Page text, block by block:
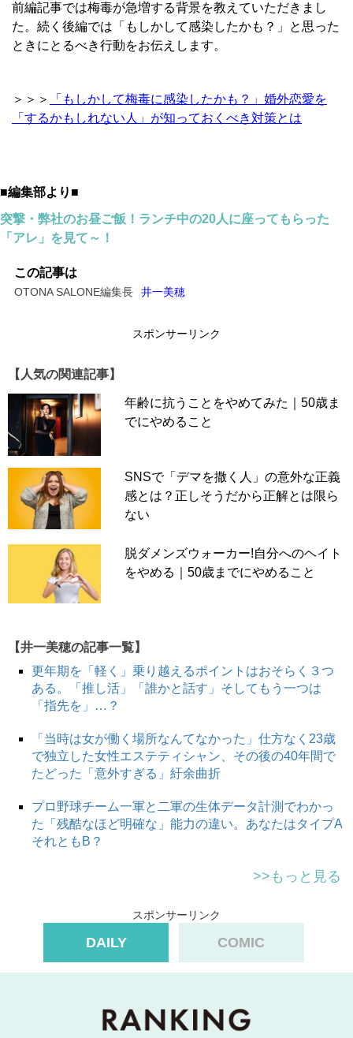
前編記事では梅毒が急増する背景を教えていただきまし
た。続く後編では「もしかして感染したかも？」と思った
ときにとるべき行動をお伝えします。
＞＞＞
「もしかして梅毒に感染したかも？」婚外恋愛を
「するかもしれない人」が知っておくべき対策とは
■編集部より■
突撃・弊社のお昼ご飯！ランチ中の20人に座ってもらった
「アレ」を見て～！
この記事は
OTONA SALONE編集長 井一美穂
スポンサーリンク
【人気の関連記事】
年齢に抗うことをやめてみた｜50歳ま
でにやめること
SNSで「デマを撒く人」の意外な正義
感とは？正しそうだから正解とは限ら
ない
脱ダメンズウォーカー!自分へのヘイト
をやめる｜50歳までにやめること
【井一美穂の記事一覧】
更年期を「軽く」乗り越えるポイントはおそらく３つ
ある。「推し活」「誰かと話す」そしてもう一つは
「指先を」…？
「当時は女が働く場所なんてなかった」仕方なく23歳
で独立した女性エステティシャン、その後の40年間で
たどった「意外すぎる」紆余曲折
プロ野球チーム一軍と二軍の生体データ計測でわかっ
た「残酷なほど明確な」能力の違い。あなたはタイプA
それともB？
>>もっと見る
スポンサーリンク
DAILY COMIC